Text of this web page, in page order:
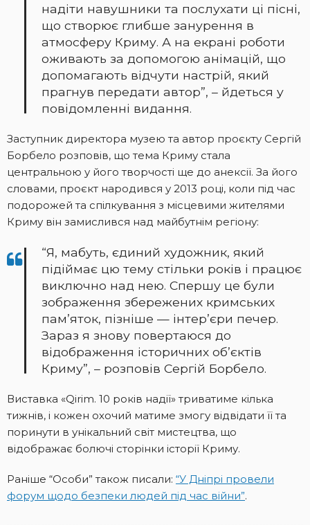
надіти навушники та послухати ці пісні,
що створює глибше занурення в
атмосферу Криму. А на екрані роботи
оживають за допомогою анімацій, що
допомагають відчути настрій, який
прагнув передати автор”, – йдеться у
повідомленні видання.
Заступник директора музею та автор проєкту Сергій
Борбело розповів, що тема Криму стала
центральною у його творчості ще до анексії. За його
словами, проєкт народився у 2013 році, коли під час
подорожей та спілкування з місцевими жителями
Криму він замислився над майбутнім регіону:
“Я, мабуть, єдиний художник, який
підіймає цю тему стільки років і працює
виключно над нею. Спершу це були
зображення збережених кримських
пам’яток, пізніше — інтер’єри печер.
Зараз я знову повертаюся до
відображення історичних об’єктів
Криму”, – розповів Сергій Борбело.
Виставка «Qirim. 10 років надії» триватиме кілька
тижнів, і кожен охочий матиме змогу відвідати її та
поринути в унікальний світ мистецтва, що
відображає болючі сторінки історії Криму.
Раніше “Особи” також писали: “У Дніпрі провели
форум щодо безпеки людей під час війни”.